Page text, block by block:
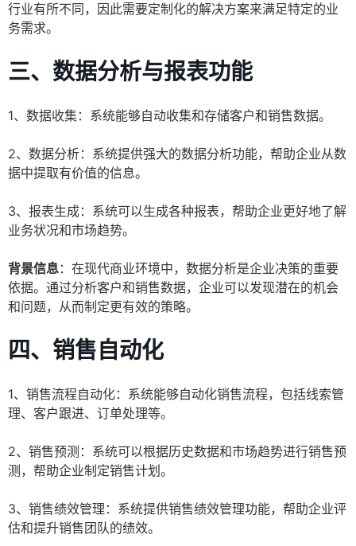
行业有所不同，因此需要定制化的解决方案来满足特定的业
务需求。
三、数据分析与报表功能
1、数据收集：系统能够自动收集和存储客户和销售数据。
2、数据分析：系统提供强大的数据分析功能，帮助企业从数
据中提取有价值的信息。
3、报表生成：系统可以生成各种报表，帮助企业更好地了解
业务状况和市场趋势。
背景信息：在现代商业环境中，数据分析是企业决策的重要
依据。通过分析客户和销售数据，企业可以发现潜在的机会
和问题，从而制定更有效的策略。
四、销售自动化
1、销售流程自动化：系统能够自动化销售流程，包括线索管
理、客户跟进、订单处理等。
2、销售预测：系统可以根据历史数据和市场趋势进行销售预
测，帮助企业制定销售计划。
3、销售绩效管理：系统提供销售绩效管理功能，帮助企业评
估和提升销售团队的绩效。